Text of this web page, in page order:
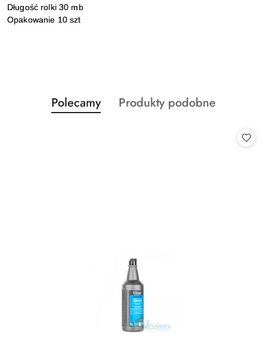
Długość rolki 30 mb
Opakowanie 10 szt
Pomiń karuzelę produktów
Produkty
o
Polecamy
Produkty
Produkty podobne